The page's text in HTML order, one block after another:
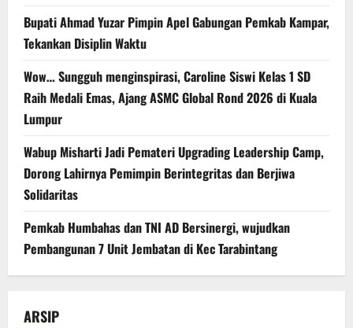
Bupati Ahmad Yuzar Pimpin Apel Gabungan Pemkab Kampar,
Tekankan Disiplin Waktu
Wow… Sungguh menginspirasi, Caroline Siswi Kelas 1 SD
Raih Medali Emas, Ajang ASMC Global Rond 2026 di Kuala
Lumpur
Wabup Misharti Jadi Pemateri Upgrading Leadership Camp,
Dorong Lahirnya Pemimpin Berintegritas dan Berjiwa
Solidaritas
Pemkab Humbahas dan TNI AD Bersinergi, wujudkan
Pembangunan 7 Unit Jembatan di Kec Tarabintang
ARSIP